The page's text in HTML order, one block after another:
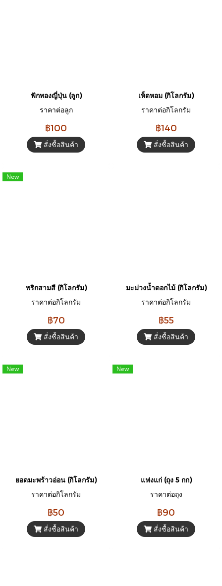
ฟักทองญี่ปุ่น (ลูก)
ราคาต่อลูก
฿100
สั่งซื้อสินค้า
เห็ดหอม (กิโลกรัม)
ราคาต่อกิโลกรัม
฿140
สั่งซื้อสินค้า
New
พริกสามสี (กิโลกรัม)
ราคาต่อกิโลกรัม
฿70
สั่งซื้อสินค้า
มะม่วงน้ำดอกไม้ (กิโลกรัม)
ราคาต่อกิโลกรัม
฿55
สั่งซื้อสินค้า
New
ยอดมะพร้าวอ่อน (กิโลกรัม)
ราคาต่อกิโลกรัม
฿50
สั่งซื้อสินค้า
New
แฟงแก่ (ถุง 5 กก)
ราคาต่อถุง
฿90
สั่งซื้อสินค้า